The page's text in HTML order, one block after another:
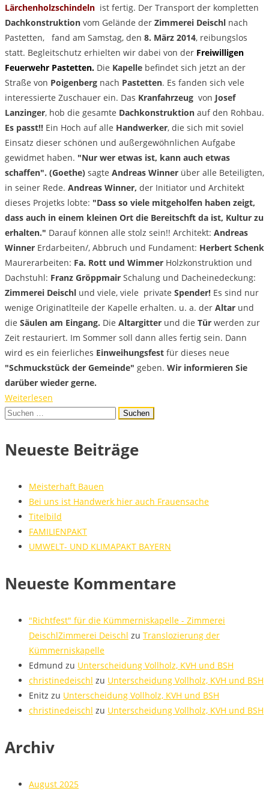
Lärchenholzschindeln ist fertig. Der Transport der kompletten
Dachkonstruktion vom Gelände der Zimmerei Deischl nach
Pastetten, fand am Samstag, den 8. März 2014, reibungslos
statt. Begleitschutz erhielten wir dabei von der Freiwilligen
Feuerwehr Pastetten. Die Kapelle befindet sich jetzt an der
Straße von Poigenberg nach Pastetten. Es fanden sich vele
interessierte Zuschauer ein. Das Kranfahrzeug von Josef
Lanzinger, hob die gesamte Dachkonstruktion auf den Rohbau.
Es passt!! Ein Hoch auf alle Handwerker, die sich mit soviel
Einsatz dieser schönen und außergewöhnlichen Aufgabe
gewidmet haben. "Nur wer etwas ist, kann auch etwas
schaffen". (Goethe) sagte Andreas Winner über alle Beteiligten,
in seiner Rede. Andreas Winner, der Initiator und Architekt
dieses Projetks lobte: "Dass so viele mitgeholfen haben zeigt,
dass auch in einem kleinen Ort die Bereitschft da ist, Kultur zu
erhalten." Darauf können alle stolz sein!! Architekt: Andreas
Winner Erdarbeiten/, Abbruch und Fundament: Herbert Schenk
Maurerarbeiten: Fa. Rott und Wimmer Holzkonstruktion und
Dachstuhl: Franz Gröppmair Schalung und Dacheinedeckung:
Zimmerei Deischl und viele, viele private Spender! Es sind nur
wenige Originatlteile der Kapelle erhalten. u. a. der Altar und
die Säulen am Eingang. Die Altargitter und die Tür werden zur
Zeit restauriert. Im Sommer soll dann alles fertig sein. Dann
wird es ein feierliches Einweihungsfest für dieses neue
"Schmuckstück der Gemeinde" geben. Wir informieren Sie
darüber wieder gerne.
Weiterlesen
Suchen
Neueste Beiträge
Meisterhaft Bauen
Bei uns ist Handwerk hier auch Frauensache
Titelbild
FAMILIENPAKT
UMWELT- UND KLIMAPAKT BAYERN
Neueste Kommentare
"Richtfest" für die Kümmerniskapelle - Zimmerei
DeischlZimmerei Deischl zu Translozierung der
Kümmerniskapelle
Edmund zu Unterscheidung Vollholz, KVH und BSH
christinedeischl zu Unterscheidung Vollholz, KVH und BSH
Enitz zu Unterscheidung Vollholz, KVH und BSH
christinedeischl zu Unterscheidung Vollholz, KVH und BSH
Archiv
August 2025